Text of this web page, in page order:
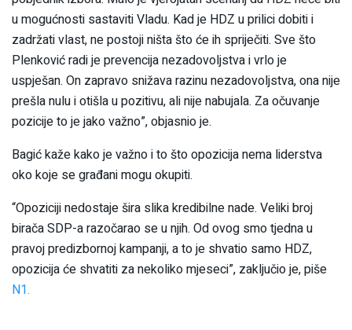
u mogućnosti sastaviti Vladu. Kad je HDZ u prilici dobiti i
zadržati vlast, ne postoji ništa što će ih spriječiti. Sve što
Plenković radi je prevencija nezadovoljstva i vrlo je
uspješan. On zapravo snižava razinu nezadovoljstva, ona nije
prešla nulu i otišla u pozitivu, ali nije nabujala. Za očuvanje
pozicije to je jako važno”, objasnio je.
Bagić kaže kako je važno i to što opozicija nema liderstva
oko koje se građani mogu okupiti.
“Opoziciji nedostaje šira slika kredibilne nade. Veliki broj
birača SDP-a razočarao se u njih. Od ovog smo tjedna u
pravoj predizbornoj kampanji, a to je shvatio samo HDZ,
opozicija će shvatiti za nekoliko mjeseci”, zaključio je, piše
N1.